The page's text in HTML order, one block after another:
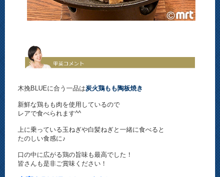
木挽BLUEに合う一品は炭火鶏もも陶板焼き
新鮮な鶏もも肉を使用しているので
レアで食べられます^^
上に乗っている玉ねぎや白髪ねぎと一緒に食べると
たのしい食感に♪
口の中に広がる鶏の旨味も最高でした！
皆さんも是非ご賞味ください！